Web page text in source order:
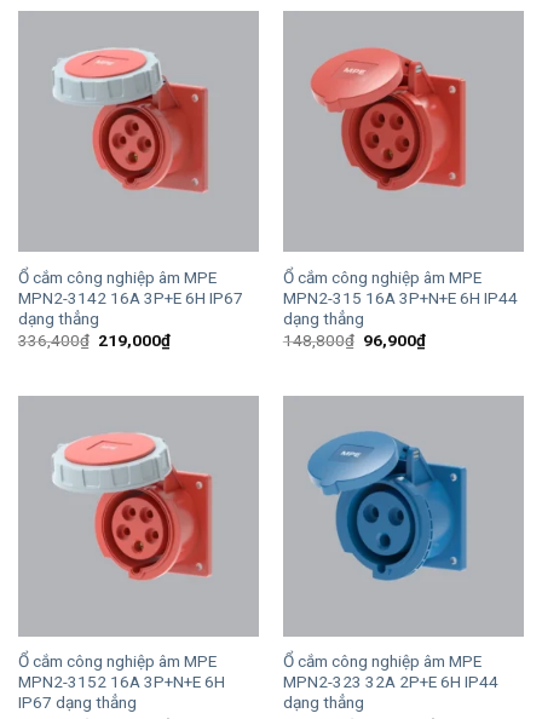
190,300₫.
91,500₫.
Ổ cắm công nghiệp âm MPE
MPN2-3142 16A 3P+E 6H IP67
dạng thẳng
336,400₫ Giá
219,000₫Giá
hiện
219,000₫.
Ổ cắm công nghiệp âm MPE
MPN2-315 16A 3P+N+E 6H IP44
dạng thẳng
148,800₫ Giá
gốc
96,900₫Giá
hiện
96,900₫.
Ổ cắm công nghiệp âm MPE
MPN2-3152 16A 3P+N+E 6H
IP67 dạng thẳng
Ổ cắm công nghiệp âm MPE
MPN2-323 32A 2P+E 6H IP44
dạng thẳng